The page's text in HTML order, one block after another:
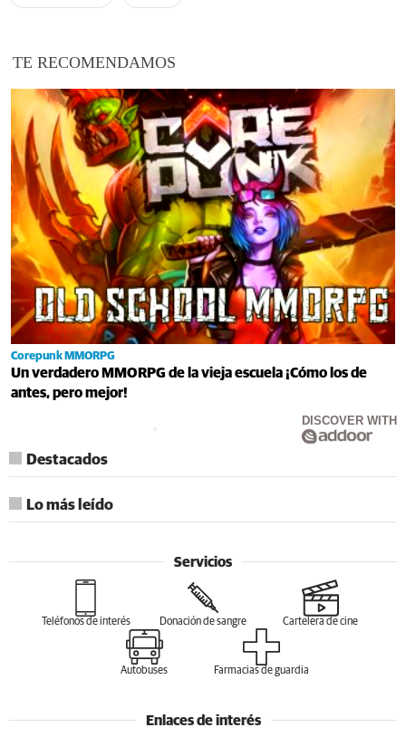
TE RECOMENDAMOS
Corepunk MMORPG
Un verdadero MMORPG de la vieja escuela ¡Cómo los de
antes, pero mejor!
DISCOVER WITH
Destacados
Lo más leído
Servicios
Teléfonos de interés Donación de sangre Cartelera de cine
Autobuses Farmacias de guardia
Enlaces de interés